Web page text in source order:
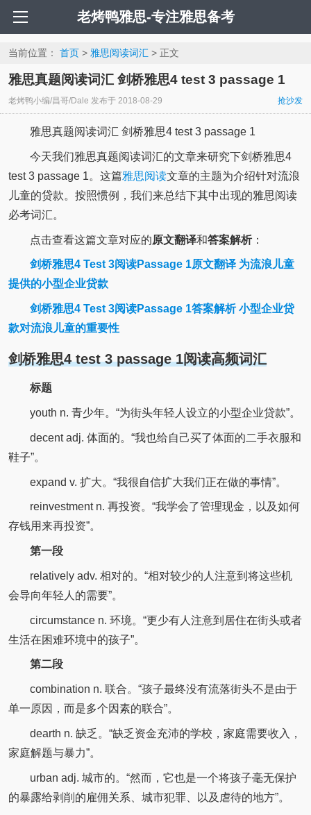
老烤鸭雅思-专注雅思备考
当前位置： 首页> 雅思阅读词汇 > 正文
雅思真题阅读词汇 剑桥雅思4 test 3 passage 1
老烤鸭小编/昌哥/Dale 发布于 2018-08-29 抢沙发
雅思真题阅读词汇 剑桥雅思4 test 3 passage 1
今天我们雅思真题阅读词汇的文章来研究下剑桥雅思4
test 3 passage 1。这篇雅思阅读文章的主题为介绍针对流浪
儿童的贷款。按照惯例，我们来总结下其中出现的雅思阅读
必考词汇。
点击查看这篇文章对应的原文翻译和答案解析：
剑桥雅思4 Test 3阅读Passage 1原文翻译 为流浪儿童
提供的小型企业贷款
剑桥雅思4 Test 3阅读Passage 1答案解析 小型企业贷
款对流浪儿童的重要性
剑桥雅思4 test 3 passage 1阅读高频词汇
标题
youth n. 青少年。“为街头年轻人设立的小型企业贷款”。
decent adj. 体面的。“我也给自己买了体面的二手衣服和
鞋子”。
expand v. 扩大。“我很自信扩大我们正在做的事情”。
reinvestment n. 再投资。“我学会了管理现金，以及如何
存钱用来再投资”。
第一段
relatively adv. 相对的。“相对较少的人注意到将这些机
会导向年轻人的需要”。
circumstance n. 环境。“更少有人注意到居住在街头或者
生活在困难环境中的孩子”。
第二段
combination n. 联合。“孩子最终没有流落街头不是由于
单一原因，而是多个因素的联合”。
dearth n. 缺乏。“缺乏资金充沛的学校，家庭需要收入，
家庭解题与暴力”。
urban adj. 城市的。“然而，它也是一个将孩子毫无保护
的暴露给剥削的雇佣关系、城市犯罪、以及虐待的地方”。